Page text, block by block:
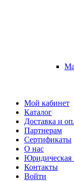
Мой кабинет
Каталог
Доставка и
Партнерам
Сертификаты
О нас
Юридическая
Контакты
Войти